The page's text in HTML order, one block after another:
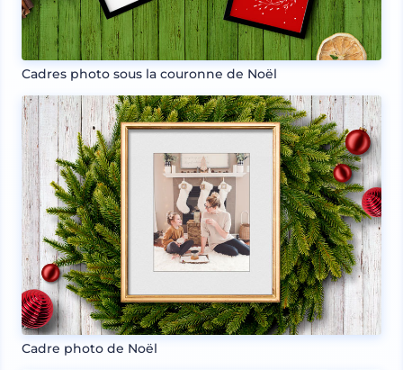
Cadres photo sous la couronne de Noël
Cadre photo de Noël